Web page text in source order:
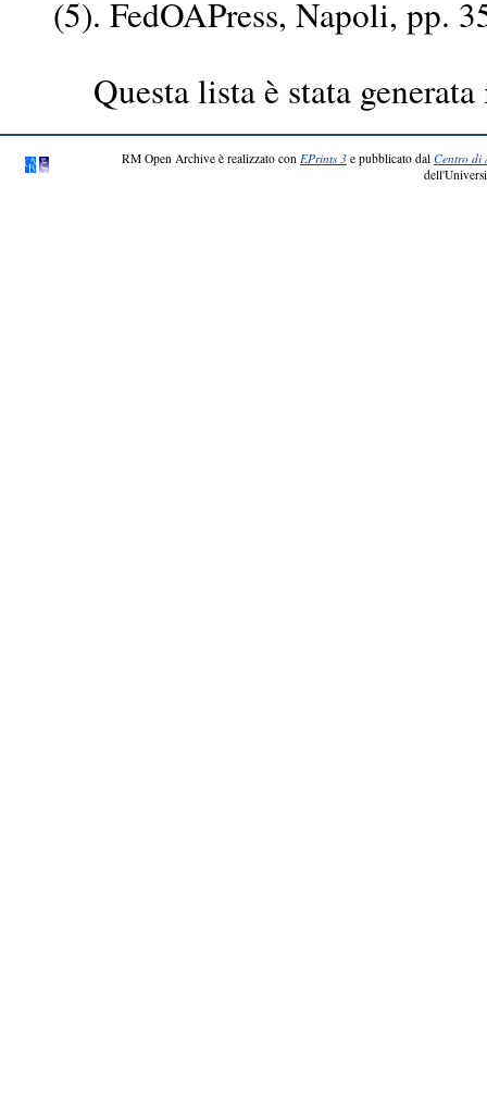
(5). FedOAPress, Napoli, pp.
Questa lista è stata
RM Open Archive è realizzato con EPrints 3 e pubblicato dal Centro di